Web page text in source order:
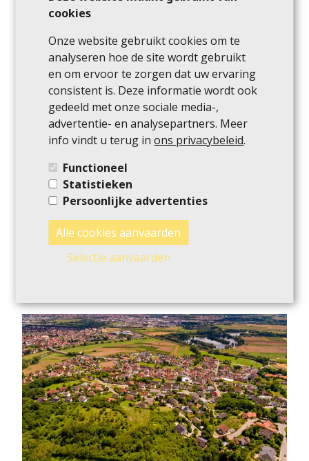
aanvraag doen voor een waardebepaling van uw
factoren zoals de onderhoudsstaat,
afwerkingsniveau, eventuele renovaties en reeds
vergelijkbare verkochte woningen in de omgeving,
kunnen we de waarde snel bepalen.
Aangezien wij al vele verkopen hebben mogen
faciliteren, kunnen wij de waarde van uw woning in
goed beeld van de vraagprijs voor uw woning en
kunt u besluiten om de woning via ons te
verkopen. Kiest u voor ons? Dan gaan we direct
voor u aan de slag en zorgen we ervoor dat
potentiële kopers zowel de pluspunten van uw
woning zien en die van de gehele regio.
cookies
Onze website gebruikt cookies om te
analyseren hoe de site wordt gebruikt
en om ervoor te zorgen dat uw ervaring
consistent is. Deze informatie wordt ook
gedeeld met onze sociale media-,
advertentie- en analysepartners. Meer
info vindt u terug in ons privacybeleid.
Functioneel
Statistieken
Persoonlijke advertenties
Alle cookies aanvaarden
Selectie aanvaarden